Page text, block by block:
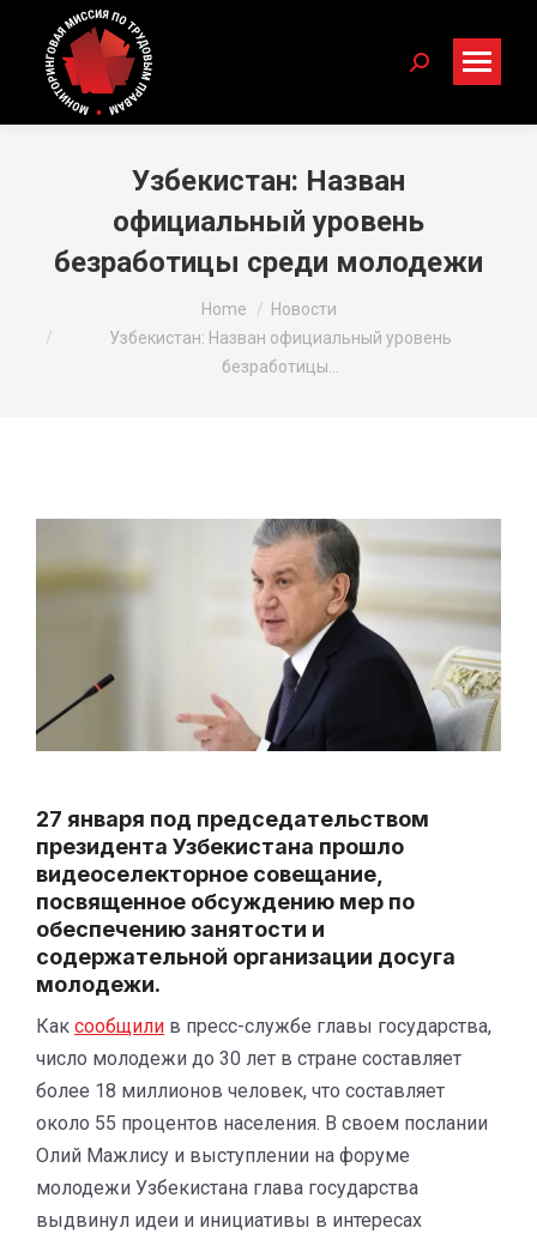
Search:
Узбекистан: Назван
официальный уровень
безработицы среди молодежи
Home
Новости
Узбекистан: Назван официальный уровень
безработицы…
27 января под председательством
президента Узбекистана прошло
видеоселекторное совещание,
посвященное обсуждению мер по
обеспечению занятости и
содержательной организации досуга
молодежи.
Как сообщили в пресс-службе главы государства,
число молодежи до 30 лет в стране составляет
более 18 миллионов человек, что составляет
около 55 процентов населения. В своем послании
Олий Мажлису и выступлении на форуме
молодежи Узбекистана глава государства
выдвинул идеи и инициативы в интересах